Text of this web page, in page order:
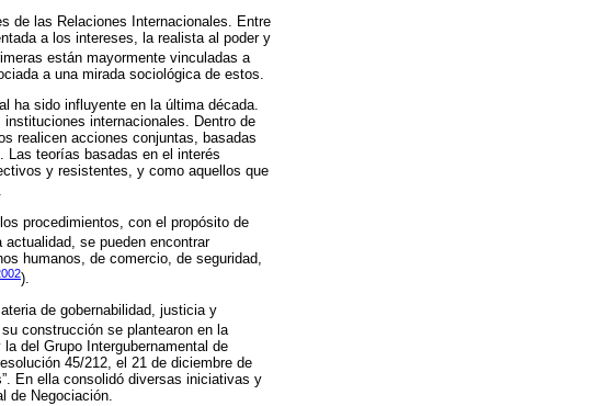
de las Relaciones Internacionales. Entre
a los intereses, la realista al poder y
están mayormente vinculadas a
a una mirada sociológica de estos.
ha sido influyente en la última década.
internacionales. Dentro de
realicen acciones conjuntas, basadas
teorías basadas en el interés
y resistentes, y como aquellos que
procedimientos, con el propósito de
actualidad, se pueden encontrar
humanos, de comercio, de seguridad,
).
de gobernabilidad, justicia y
construcción se plantearon en la
del Grupo Intergubernamental de
45/212, el 21 de diciembre de
En ella consolidó diversas iniciativas y
de Negociación.